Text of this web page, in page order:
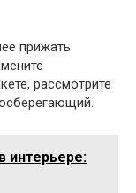
прижать
рассмотрите
интерьере: